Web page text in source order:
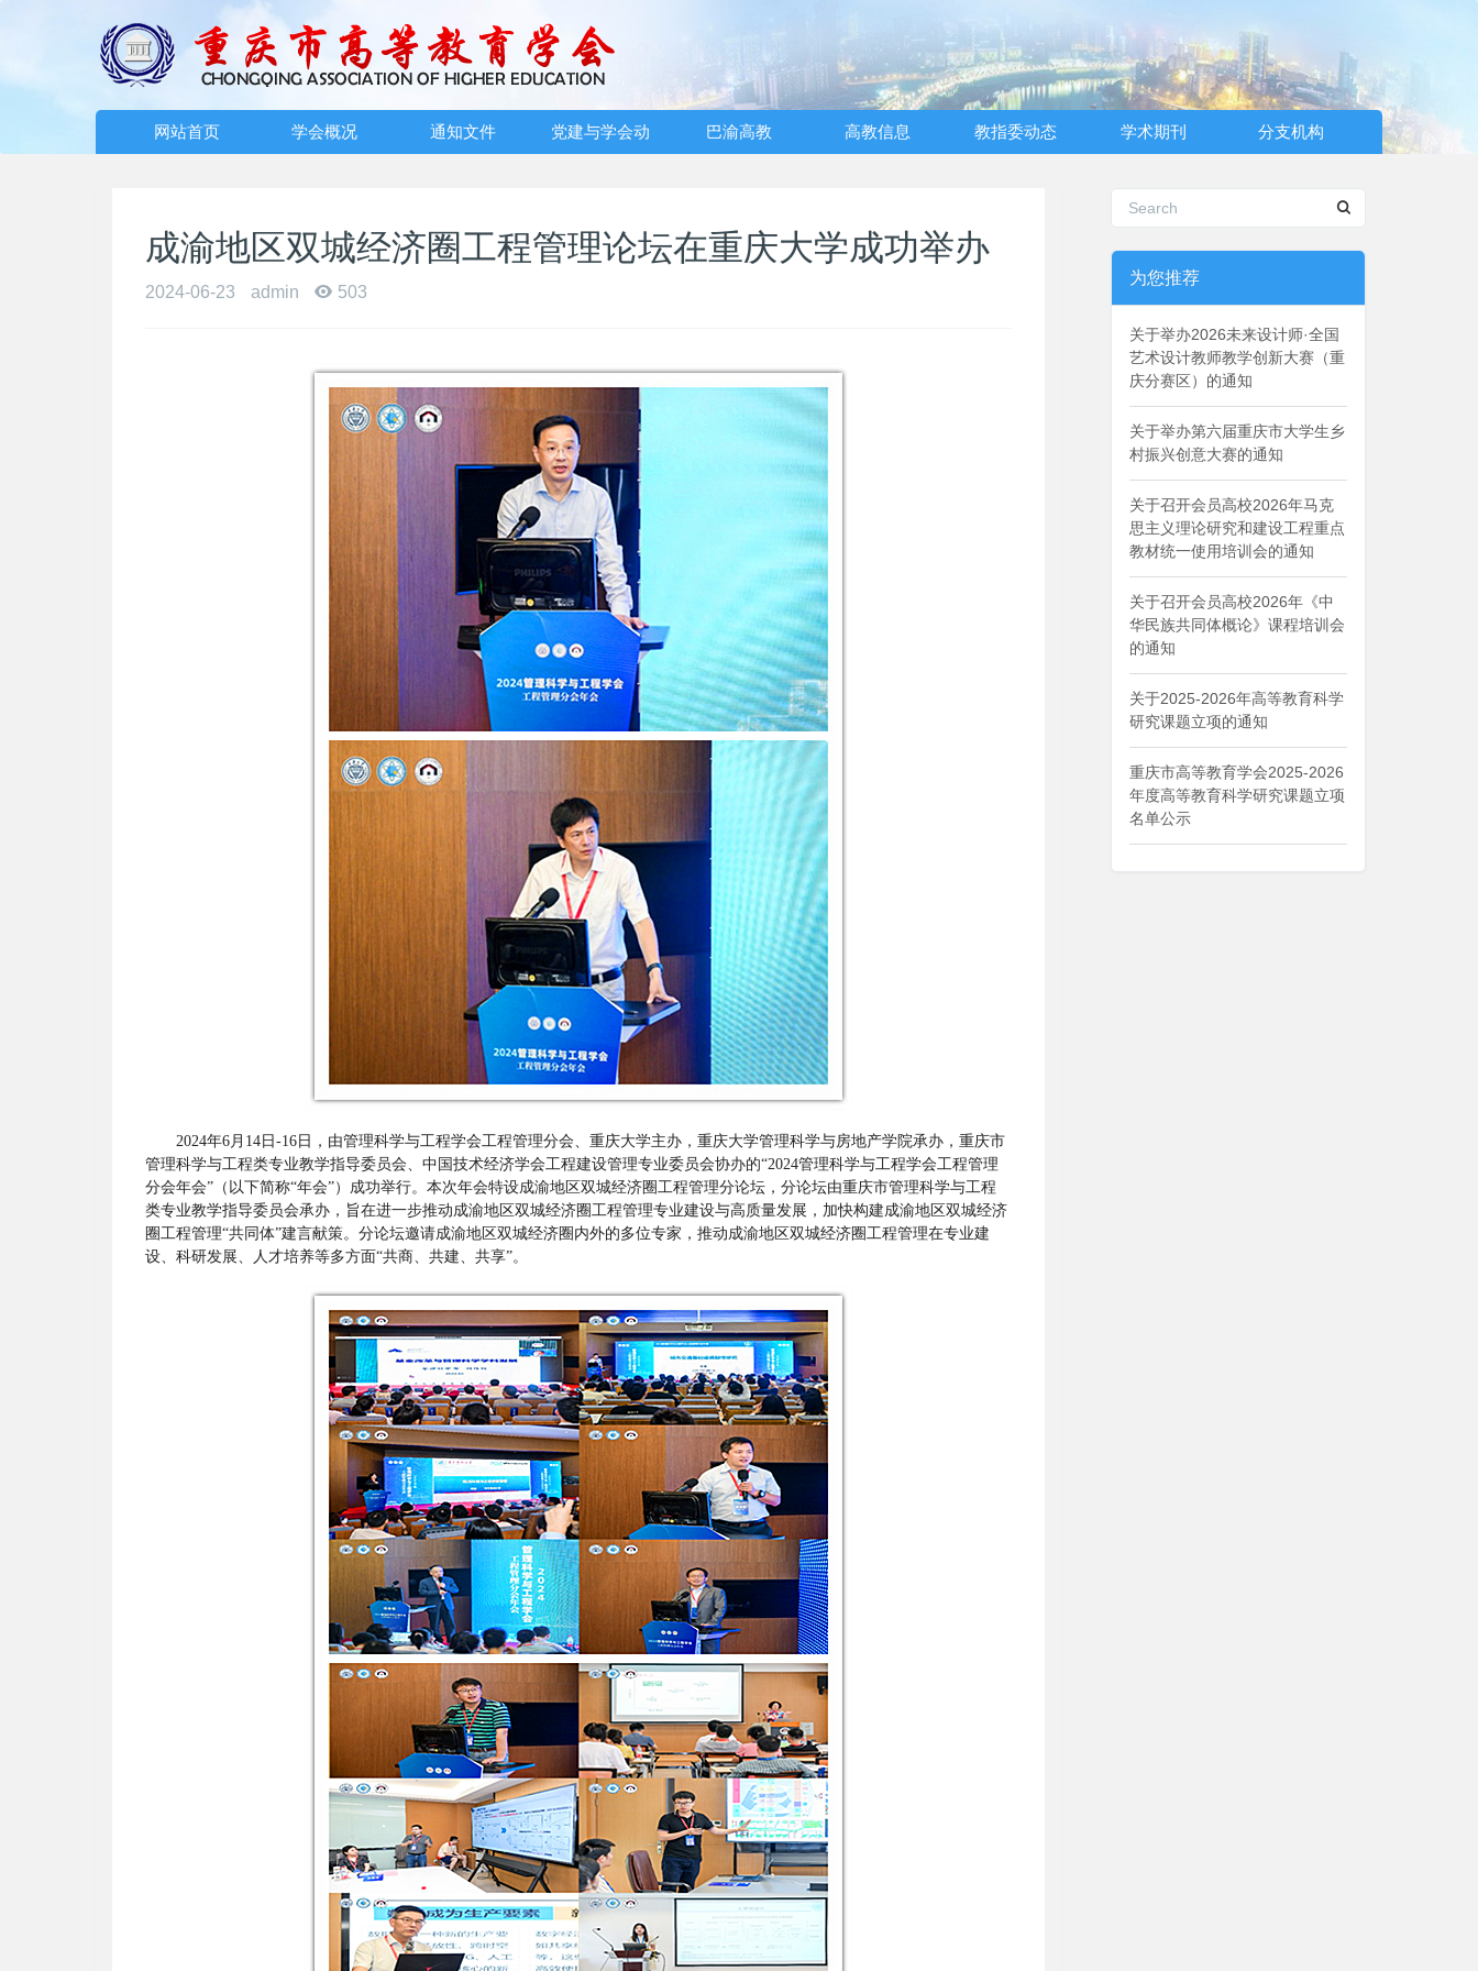
网站首页 学会概况 通知文件 党建与学会动 巴渝高教 高教信息 教指委动态 学术期刊 分支机构
成渝地区双城经济圈工程管理论坛在重庆大学成功举办
2024-06-23 admin 503
2024年6月14日-16日，由管理科学与工程学会工程管理分会、重庆大学主办，重庆大学管理科学与房地产学院承办，重庆市
管理科学与工程类专业教学指导委员会、中国技术经济学会工程建设管理专业委员会协办的“2024管理科学与工程学会工程管理
分会年会”（以下简称“年会”）成功举行。本次年会特设成渝地区双城经济圈工程管理分论坛，分论坛由重庆市管理科学与工程
类专业教学指导委员会承办，旨在进一步推动成渝地区双城经济圈工程管理专业建设与高质量发展，加快构建成渝地区双城经济
圈工程管理“共同体”建言献策。分论坛邀请成渝地区双城经济圈内外的多位专家，推动成渝地区双城经济圈工程管理在专业建
设、科研发展、人才培养等多方面“共商、共建、共享”。
为您推荐
关于举办2026未来设计师·全国
艺术设计教师教学创新大赛（重
庆分赛区）的通知
关于举办第六届重庆市大学生乡
村振兴创意大赛的通知
关于召开会员高校2026年马克
思主义理论研究和建设工程重点
教材统一使用培训会的通知
关于召开会员高校2026年《中
华民族共同体概论》课程培训会
的通知
关于2025-2026年高等教育科学
研究课题立项的通知
重庆市高等教育学会2025-2026
年度高等教育科学研究课题立项
名单公示